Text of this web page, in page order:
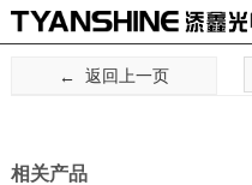
返回上一页
相关产品